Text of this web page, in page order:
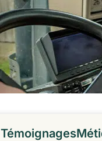
Témoignages